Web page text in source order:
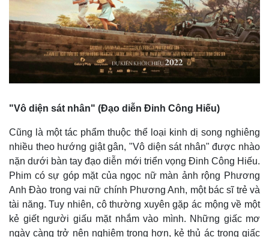
Thể thao
Ô tô - Xe máy
"Vô diện sát nhân" (Đạo diễn Đinh Công Hiếu)
Cũng là một tác phẩm thuộc thể loại kinh dị song nghiêng
nhiều theo hướng giật gân, "Vô diện sát nhân" được nhào
nặn dưới bàn tay đạo diễn mới triển vọng Đinh Công Hiếu.
Phim có sự góp mặt của ngọc nữ màn ảnh rộng Phương
Anh Đào trong vai nữ chính Phương Anh, một bác sĩ trẻ và
tài năng. Tuy nhiên, cô thường xuyên gặp ác mộng về một
kẻ giết người giấu mặt nhắm vào mình. Những giấc mơ
ngày càng trở nên nghiêm trọng hơn, kẻ thủ ác trong giấc